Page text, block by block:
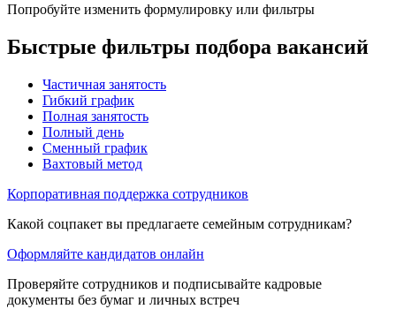
Попробуйте изменить формулировку или фильтры
Быстрые фильтры подбора вакансий
Частичная занятость
Гибкий график
Полная занятость
Полный день
Сменный график
Вахтовый метод
Корпоративная поддержка сотрудников
Какой соцпакет вы предлагаете семейным сотрудникам?
Оформляйте кандидатов онлайн
Проверяйте сотрудников и подписывайте кадровые
документы без бумаг и личных встреч